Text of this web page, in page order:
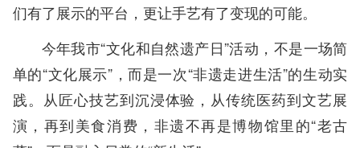
们有了展示的平台，更让手艺有了变现的可能。
今年我市“文化和自然遗产日”活动，不是一场简
单的“文化展示”，而是一次“非遗走进生活”的生动实
践。从匠心技艺到沉浸体验，从传统医药到文艺展
演，再到美食消费，非遗不再是博物馆里的“老古